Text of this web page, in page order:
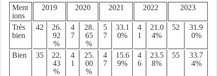
Ment
ions
2019 2020 2021 2022 2023
Très
bien
42
26.
92
%
4
7
28.
65
%
5
7
33.1
0%
4
1
21.0
4%
52
31.9
0%
Bien 35
22.
43
%
4
1
25.
00
%
4
7
15.6
9%
4
6
23.5
8%
55
33.7
4%